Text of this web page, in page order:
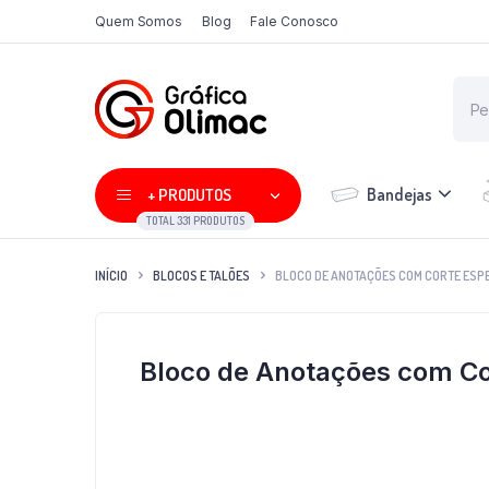
Quem Somos Blog Fale Conosco
+ PRODUTOS
TOTAL 331 PRODUTOS
Bandejas
INÍCIO BLOCOS E TALÕES BLOCO DE ANOTAÇÕES COM CORTE
Bloco de Anotações com